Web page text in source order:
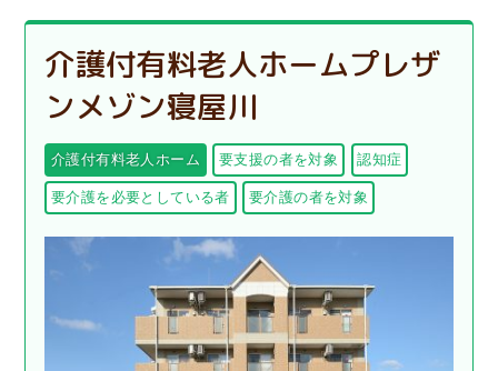
介護付有料老人ホームプレザ
ンメゾン寝屋川
介護付有料老人ホーム 要支援の者を対象 認知症
要介護を必要としている者 要介護の者を対象